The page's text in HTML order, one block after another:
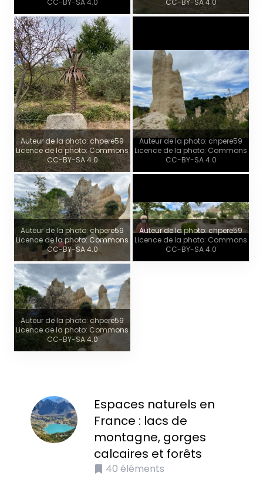
Auteur de la photo: chpere59
Licence de la photo: Commons
CC-BY-SA 4.0
Auteur de la photo: chpere59
Licence de la photo: Commons
CC-BY-SA 4.0
Auteur de la photo: chpere59
Licence de la photo: Commons
CC-BY-SA 4.0
Auteur de la photo: chpere59
Licence de la photo: Commons
CC-BY-SA 4.0
Auteur de la photo: chpere59
Licence de la photo: Commons
CC-BY-SA 4.0
Espaces naturels en
France : lacs de
montagne, gorges
calcaires et forêts
40 éléments